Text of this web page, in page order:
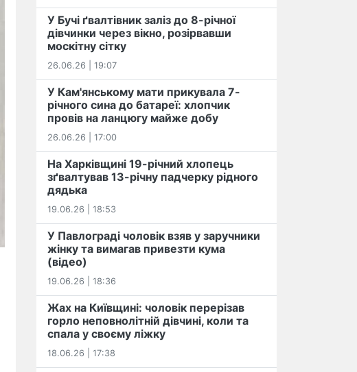
У Бучі ґвалтівник заліз до 8-річної
дівчинки через вікно, розірвавши
москітну сітку
26.06.26 | 19:07
У Кам'янському мати прикувала 7-
річного сина до батареї: хлопчик
провів на ланцюгу майже добу
26.06.26 | 17:00
На Харківщині 19-річний хлопець​
️зґвалтував 13-річну падчерку рідного
дядька
19.06.26 | 18:53
У Павлограді чоловік взяв у заручники
жінку та вимагав привезти кума
(відео)
19.06.26 | 18:36
Жах на Київщині: чоловік перерізав
горло неповнолітній дівчині, коли та
спала у своєму ліжку
18.06.26 | 17:38